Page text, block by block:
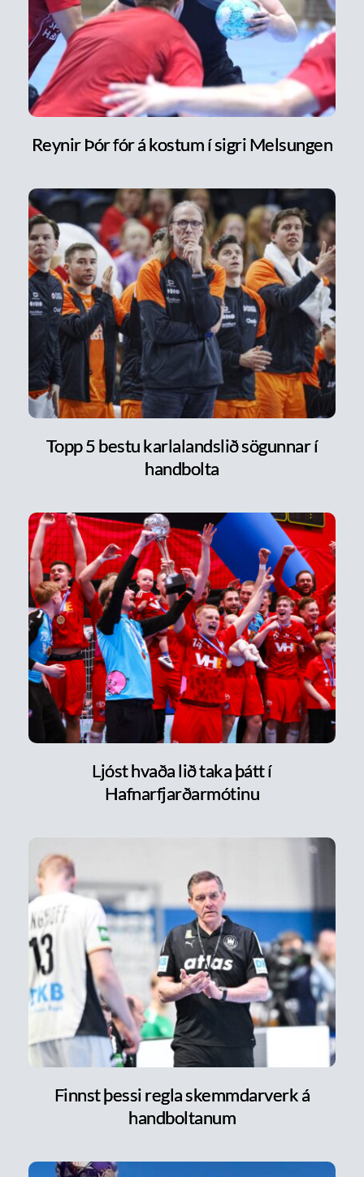
Reynir Þór fór á kostum í sigri Melsungen
Topp 5 bestu karlalandslið sögunnar í
handbolta
Ljóst hvaða lið taka þátt í
Hafnarfjarðarmótinu
Finnst þessi regla skemmdarverk á
handboltanum